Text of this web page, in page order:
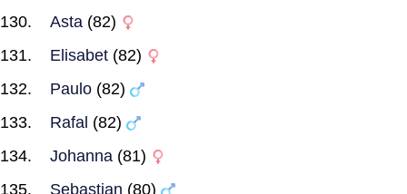
Asta (82)
Elisabet (82)
Paulo (82)
Rafal (82)
Johanna (81)
Sebastian (80)